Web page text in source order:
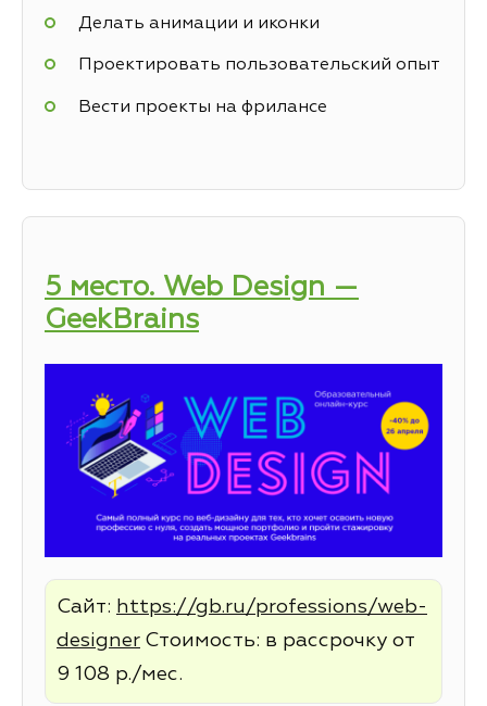
Делать анимации и иконки
Проектировать пользовательский опыт
Вести проекты на фрилансе
5 место. Web Design —
GeekBrains
Сайт: https://gb.ru/professions/web-
designer Стоимость: в рассрочку от
9 108 р./мес.